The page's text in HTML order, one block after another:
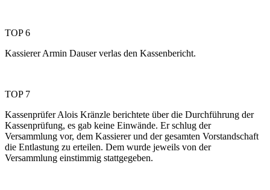
TOP 6
Kassierer Armin Dauser verlas den Kassenbericht.
TOP 7
Kassenprüfer Alois Kränzle berichtete über die Durchführung der
Kassenprüfung, es gab keine Einwände. Er schlug der
Versammlung vor, dem Kassierer und der gesamten Vorstandschaft
die Entlastung zu erteilen. Dem wurde jeweils von der
Versammlung einstimmig stattgegeben.